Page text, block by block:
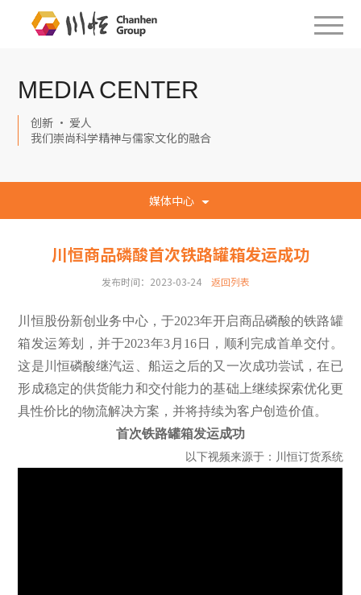
MEDIA CENTER
创新 · 爱人
我们崇尚科学精神与儒家文化的融合
媒体中心
川恒商品磷酸首次铁路罐箱发运成功
发布时间：2023-03-24 返回列表
川恒股份新创业务中心，于2023年开启商品磷酸的铁路罐
箱发运筹划，并于2023年3月16日，顺利完成首单交付。
这是川恒磷酸继汽运、船运之后的又一次成功尝试，在已
形成稳定的供货能力和交付能力的基础上继续探索优化更
具性价比的物流解决方案，并将持续为客户创造价值。
首次铁路罐箱发运成功
以下视频来源于：川恒订货系统